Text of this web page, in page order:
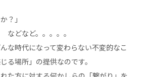
？」
どなど。。。。。
な時代になって変わらない不変的なこ
る場所」の提供なのです。